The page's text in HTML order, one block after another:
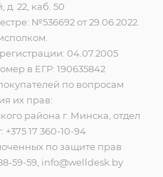
д. 22, каб. 50
№536692 от 29.06.2022.
04.07.2005
в ЕГР: 190635842
по вопросам
их прав:
района г. Минска, отдел
+375 17 360-10-94
по защите прав
59-59, info@welldesk.by